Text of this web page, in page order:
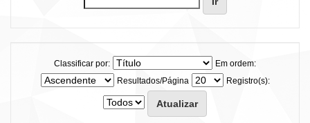
Classificar por:
Em ordem:
Resultados/Página
Registro(s):